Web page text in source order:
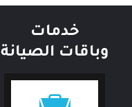
خدمات
وباقات الصيانة